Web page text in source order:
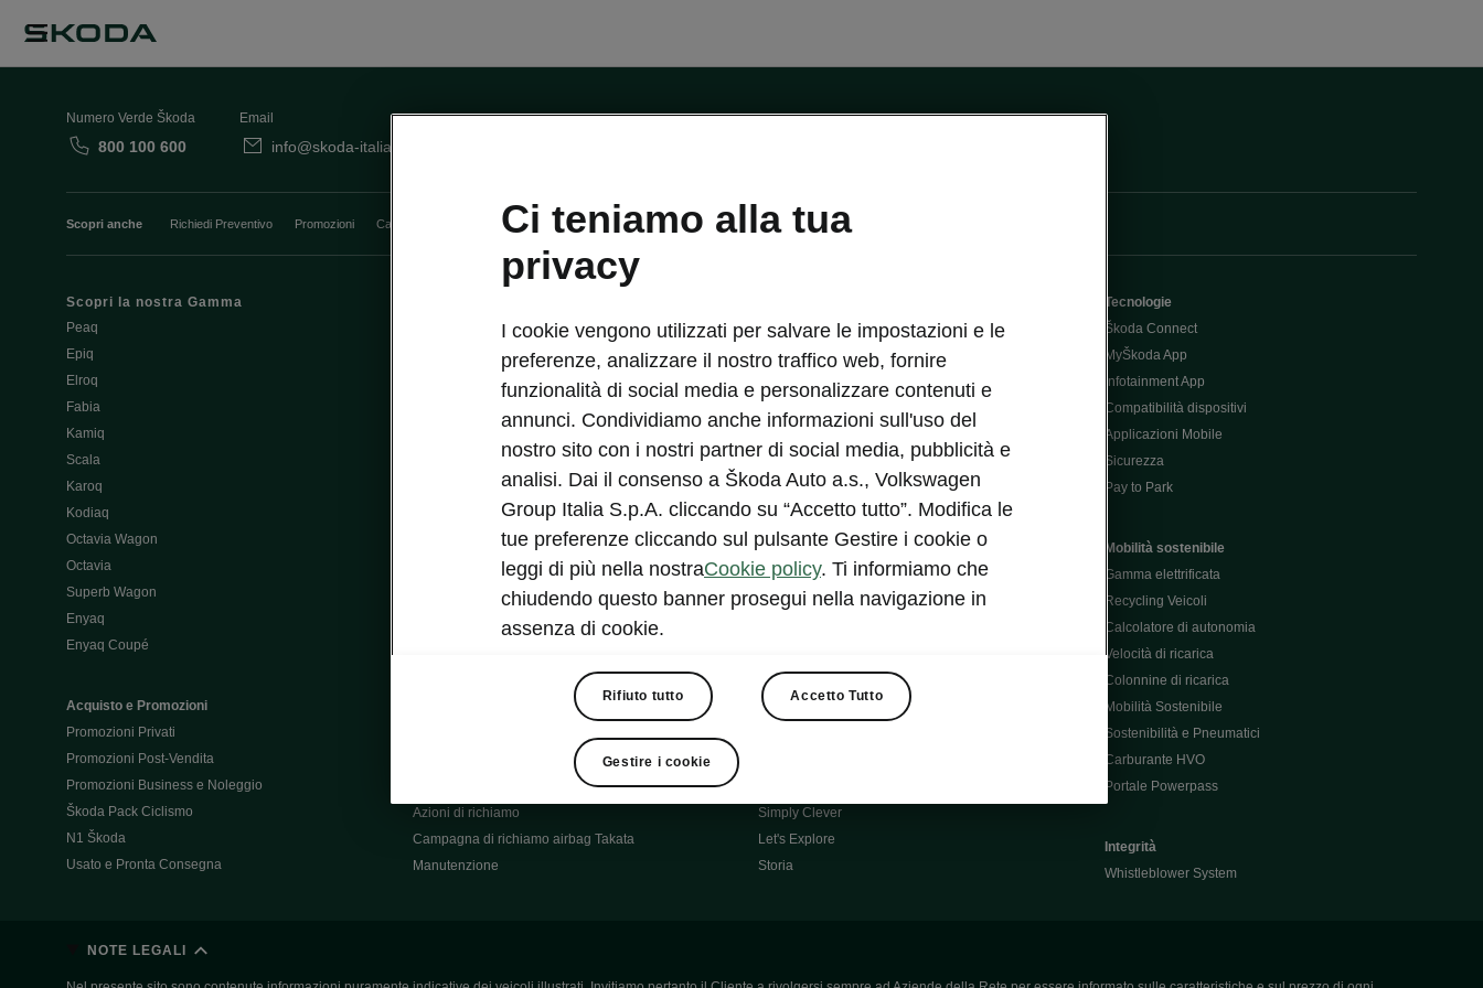
Numero Verde Škoda
800 100 600
Email
info@skoda-italia.it
Scopri anche Richiedi Preventivo Promozioni Cataloghi e Listini Car Configurator Rete Škoda
Scopri la nostra Gamma
Peaq
Epiq
Elroq
Fabia
Kamiq
Scala
Karoq
Kodiaq
Octavia Wagon
Octavia
Superb Wagon
Enyaq
Enyaq Coupé
Acquisto e Promozioni
Promozioni Privati
Promozioni Post-Vendita
Promozioni Business e Noleggio
Škoda Pack Ciclismo
N1 Škoda
Usato e Pronta Consegna
Aziende e P.IVA
Usato Škoda Plus
Cataloghi e listini
Richiedi Preventivo
Richiedi Test Drive
Post-vendita aziende e P.IVA
Škoda Supercard
Azioni di richiamo
Campagna di richiamo airbag Takata
Manutenzione
Informazioni per soccorritori
Dichiarazione di cambio proprietà
Richiedi Assistenza Service
Mondo Škoda
Milano Design Week
Fabia Green Flow
Škoda Official Partner X Factor 202
Elroq Respectline
Contatti
Auto per neopatentati
Simply Clever
Let's Explore
Storia
Tecnologie
Škoda Connect
MyŠkoda App
Infotainment App
Compatibilità dispositivi
Applicazioni Mobile
Sicurezza
Pay to Park
Mobilità sostenibile
Gamma elettrificata
Recycling Veicoli
Calcolatore di autonomia
Velocità di ricarica
Colonnine di ricarica
Mobilità Sostenibile
Sostenibilità e Pneumatici
Carburante HVO
Portale Powerpass
Integrità
Whistleblower System
NOTE LEGALI
Ci teniamo alla tua
privacy
I cookie vengono utilizzati per salvare le impostazioni e le
preferenze, analizzare il nostro traffico web, fornire
funzionalità di social media e personalizzare contenuti e
annunci. Condividiamo anche informazioni sull'uso del
nostro sito con i nostri partner di social media, pubblicità e
analisi. Dai il consenso a Škoda Auto a.s., Volkswagen
Group Italia S.p.A. cliccando su “Accetto tutto”. Modifica le
tue preferenze cliccando sul pulsante Gestire i cookie o
leggi di più nella nostraCookie policy. Ti informiamo che
chiudendo questo banner prosegui nella navigazione in
assenza di cookie.
Rifiuto tutto Accetto Tutto
Gestire i cookie